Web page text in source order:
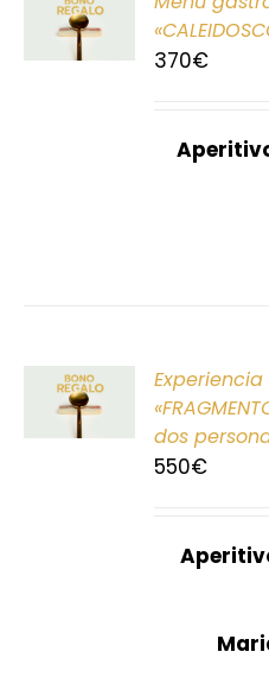
370€
dos
550€